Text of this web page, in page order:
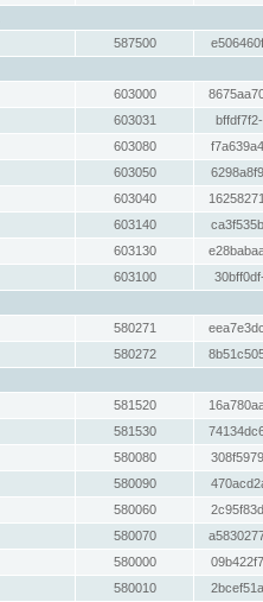
587500
603000
603031
603080
603050
603040
603140
603130
603100
580271
580272
581520
581530
580080
580090
580060
580070
580000
580010